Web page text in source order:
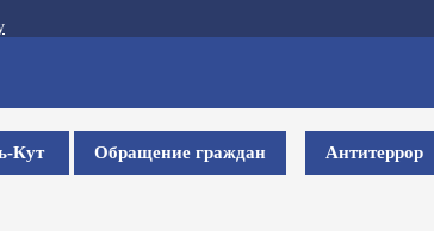
Кут Обращение граждан Антитеррор